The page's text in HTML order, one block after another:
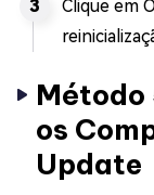
Clique em
Método
os
Update